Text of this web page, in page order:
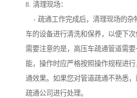
8. 清理现场：
- 疏通工作完成后，清理现场的杂
车的设备进行清洗和保养，以便下次
需要注意的是，高压车疏通管道需
能，操作时应严格按照操作规程进
通效果。如果您对管道疏通不熟悉
疏通公司进行处理。